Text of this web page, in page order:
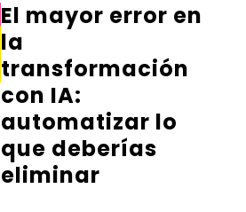
El mayor error en
la
transformación
con IA:
automatizar lo
que deberías
eliminar